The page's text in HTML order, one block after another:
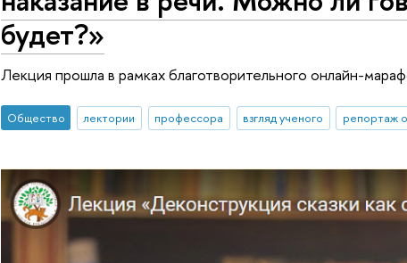
будет?»
Лекция прошла в рамках благотворительного онлайн-
Общество лектории профессора взгляд ученого репортаж